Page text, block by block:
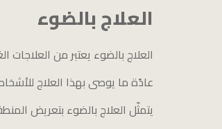
العلاج بالضوء
العلاج بالضوء يعتبر من
عادًة ما يوصى بهذا العلاج
يتمثّل العلاج بالضوء بتعريض